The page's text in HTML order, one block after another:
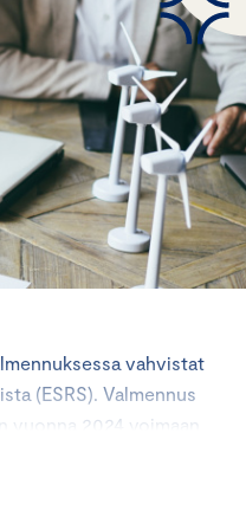
vahvistat
(ESRS). Valmennus
2024 voimaan
yrityksen